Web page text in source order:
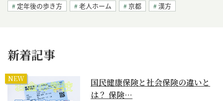
定年後の歩き方
老人ホーム 京都 漢方
新着記事
NEW
国民健康保険と社会保険の違いと
は？ 保険…